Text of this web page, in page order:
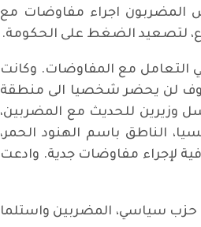
المضربون اجراء مفاوضات مع
لتصعيد الضغط على الحكومة.
جادة في التعامل مع المفاوضات. وكانت
سوف لن يحضر شخصيا الى منطقة
وزيرين للحديث مع المضربين،
الناطق باسم الهنود الحمر،
لإجراء مفاوضات جدية. وادعت
حزب سياسي، المضربين واستلما